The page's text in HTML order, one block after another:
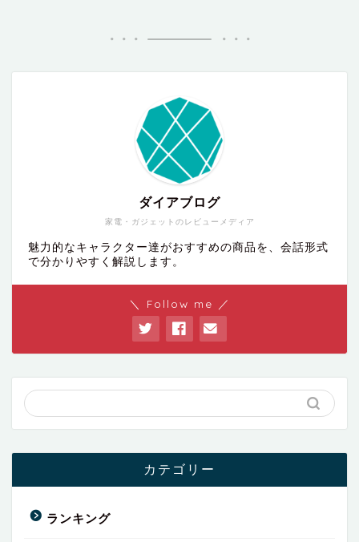
家電・ガジェットのレビューメディア
ダイアブログ
魅力的なキャラクター達がおすすめの商品を、会話形式
で分かりやすく解説します。
＼ Follow me ／
カテゴリー
ランキング